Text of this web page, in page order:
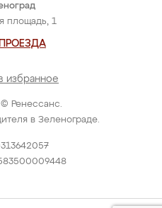
Ренессанс.
в Зеленограде.
площадь, 1
избранное